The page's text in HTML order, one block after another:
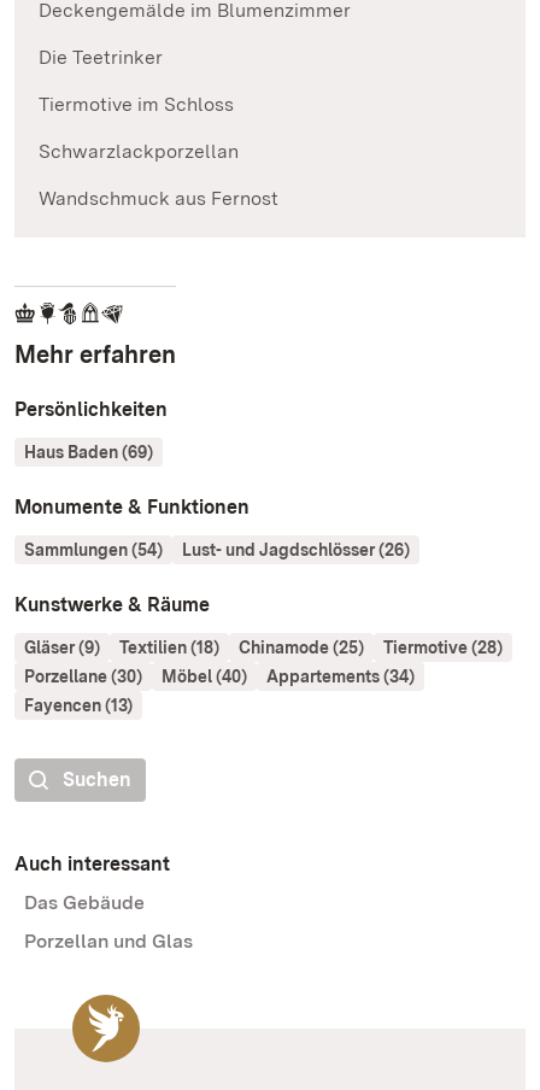
Deckengemälde im Blumenzimmer
Die Teetrinker
Tiermotive im Schloss
Schwarzlackporzellan
Wandschmuck aus Fernost
Mehr erfahren
Persönlichkeiten
Haus Baden (69)
Monumente & Funktionen
Sammlungen (54) Lust- und Jagdschlösser (26)
Kunstwerke & Räume
Gläser (9) Textilien (18) Chinamode (25)
Tiermotive (28)
Porzellane (30)
Möbel (40)
Appartements (34)
Fayencen (13)
Suchen
Auch interessant
Das Gebäude
Porzellan und Glas